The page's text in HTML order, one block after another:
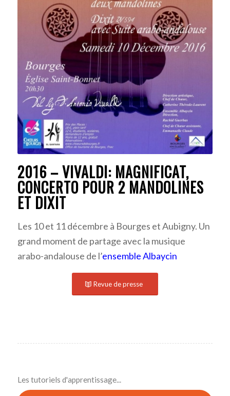
2016 – VIVALDI: MAGNIFICAT,
CONCERTO POUR 2 MANDOLINES
ET DIXIT
Les 10 et 11 décembre à Bourges et Aubigny. Un
grand moment de partage avec la musique
arabo-andalouse de l’ensemble Albaycin
Revue de presse
Les tutoriels d'apprentissage...